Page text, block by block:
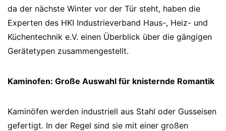
da der nächste Winter vor der Tür steht, haben die
Experten des HKI Industrieverband Haus-, Heiz- und
Küchentechnik e.V. einen Überblick über die gängigen
Gerätetypen zusammengestellt.
Kaminofen: Große Auswahl für knisternde Romantik
Kaminöfen werden industriell aus Stahl oder Gusseisen
gefertigt. In der Regel sind sie mit einer großen